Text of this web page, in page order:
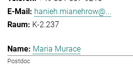
hanieh.mianehrow@...
K-2.237
Maria Murace
Postdoc